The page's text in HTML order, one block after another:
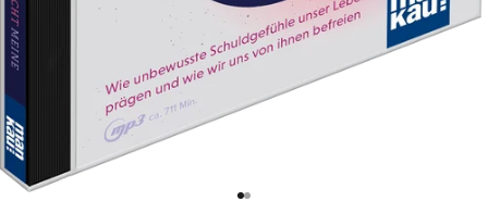
Go to item 1
Go to item 2